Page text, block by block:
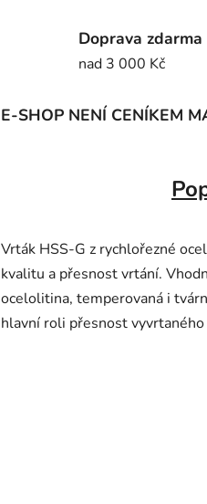
Doprava zdarma
nad 3 000 Kč
E-SHOP NENÍ CENÍKEM
Vrták HSS-G z rychlořezné
kvalitu a přesnost vrtání.
ocelolitina, temperovaná i
hlavní roli přesnost